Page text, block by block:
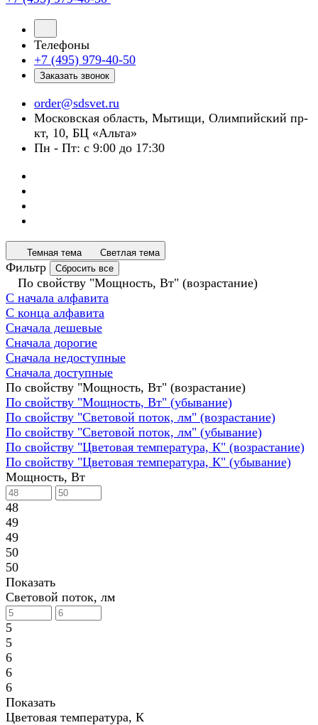
Телефоны
+7 (495) 979-40-50
Заказать звонок
order@sdsvet.ru
Московская область, Мытищи, Олимпийский пр-
кт, 10, БЦ «Альта»
Пн - Пт: с 9:00 до 17:30
Темная тема Светлая тема
Фильтр Сбросить все
По свойству "Мощность, Вт" (возрастание)
С начала алфавита
С конца алфавита
Сначала дешевые
Сначала дорогие
Сначала недоступные
Сначала доступные
По свойству "Мощность, Вт" (возрастание)
По свойству "Мощность, Вт" (убывание)
По свойству "Световой поток, лм" (возрастание)
По свойству "Световой поток, лм" (убывание)
По свойству "Цветовая температура, К" (возрастание)
По свойству "Цветовая температура, К" (убывание)
Мощность, Вт
48
49
49
50
50
Показать
Световой поток, лм
5
5
6
6
6
Показать
Цветовая температура, К